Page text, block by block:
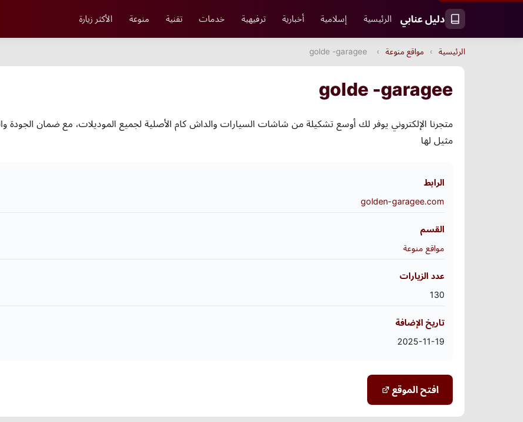
دليل عنابي الرئيسية إسلامية أخبارية ترفيهية خدمات تقنية منوعة الأكثر زيارة
الرئيسية › مواقع منوعة ›
golde -garagee
golde -garagee
متجرنا الإلكتروني يوفر لك أوسع تشكيلة من شاشات السيارات والداش كام الأصلية لجميع الموديلات، مع ضمان الجودة
مثيل لها
الرابط
golden-garagee.com
القسم
مواقع منوعة
عدد الزيارات
130
تاريخ الإضافة
2025-11-19
افتح الموقع